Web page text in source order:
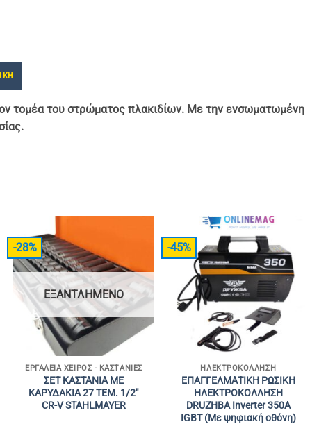
τομέα του στρώματος πλακιδίων. Με την ενσωματωμένη
-28%
ΕΞΑΝΤΛΗΜΈΝΟ
ΕΡΓΑΛΕΊΑ ΧΕΙΡΌΣ - ΚΑΣΤΆΝΙΕΣ
ΣΕΤ ΚΑΣΤΑΝΙΑ ΜΕ
ΚΑΡΥΔΑΚΙΑ 27 ΤΕΜ. 1/2″
CR-V STAHLMAYER
-45%
ΗΛΕΚΤΡΟΚΌΛΛΗΣΗ
ΕΠΑΓΓΕΛΜΑΤΙΚΗ ΡΩΣΙΚΗ
ΗΛΕΚΤΡΟΚΟΛΛΗΣΗ
DRUZHBA Inverter 350Α
IGBT (Με ψηφιακή οθόνη)